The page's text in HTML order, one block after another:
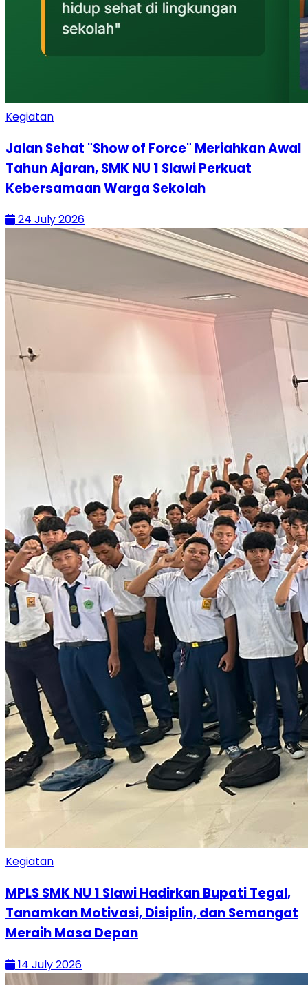
Kegiatan
Jalan Sehat "Show of Force" Meriahkan Awal
Tahun Ajaran, SMK NU 1 Slawi Perkuat
Kebersamaan Warga Sekolah
24 July 2026
Kegiatan
MPLS SMK NU 1 Slawi Hadirkan Bupati Tegal,
Tanamkan Motivasi, Disiplin, dan Semangat
Meraih Masa Depan
14 July 2026